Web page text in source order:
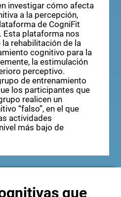
investigar cómo afecta
a la percepción,
de CogniFit
Esta plataforma nos
rehabilitación de la
cognitivo para la
la estimulación
perceptivo.
de entrenamiento
los participantes que
realicen un
“falso”, en el que
actividades
más bajo de